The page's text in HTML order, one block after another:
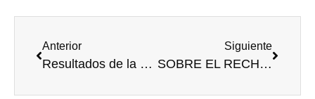
Anterior
Resultados de la última jornada del deporte universitario
Siguiente
SOBRE EL RECHAZO DEL PP A UN GRAN PACTO POR I+D+i EN CyL